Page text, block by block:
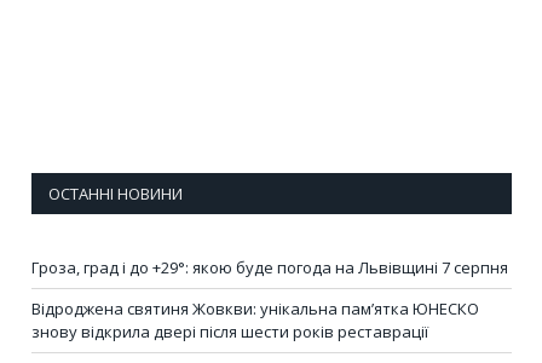
ОСТАННІ НОВИНИ
Гроза, град і до +29°: якою буде погода на Львівщині 7 серпня
Відроджена святиня Жовкви: унікальна пам’ятка ЮНЕСКО
знову відкрила двері після шести років реставрації